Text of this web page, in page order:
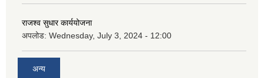
राजश्व सुधार कार्ययोजना
अपलोड: Wednesday, July 3, 2024 - 12:00
अन्य